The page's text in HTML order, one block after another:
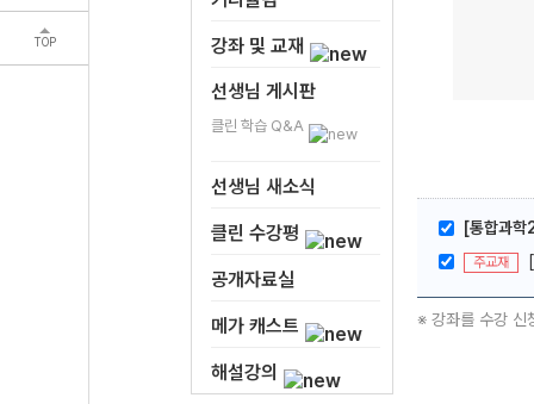
TOP
강좌 및 교재
선생님 게시판
클린 학습 Q&A
선생님 새소식
클린 수강평
공개자료실
메가 캐스트
해설강의
[통합과학
주교재
※ 강좌를 수강 신